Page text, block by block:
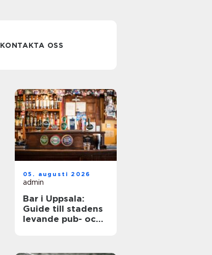
KONTAKTA OSS
05. augusti 2026
admin
Bar i Uppsala:
Guide till stadens
levande pub- och